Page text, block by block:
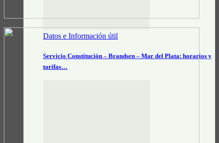
Datos e Información útil
Servicio Constitución – Brandsen – Mar del Plata: horarios y
tarifas…